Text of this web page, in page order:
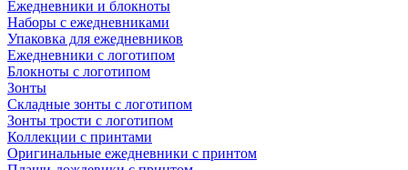
Ежедневники и блокноты
Наборы с ежедневниками
Упаковка для ежедневников
Ежедневники с логотипом
Блокноты с логотипом
Зонты
Складные зонты с логотипом
Зонты трости с логотипом
Коллекции с принтами
Оригинальные ежедневники с принтом